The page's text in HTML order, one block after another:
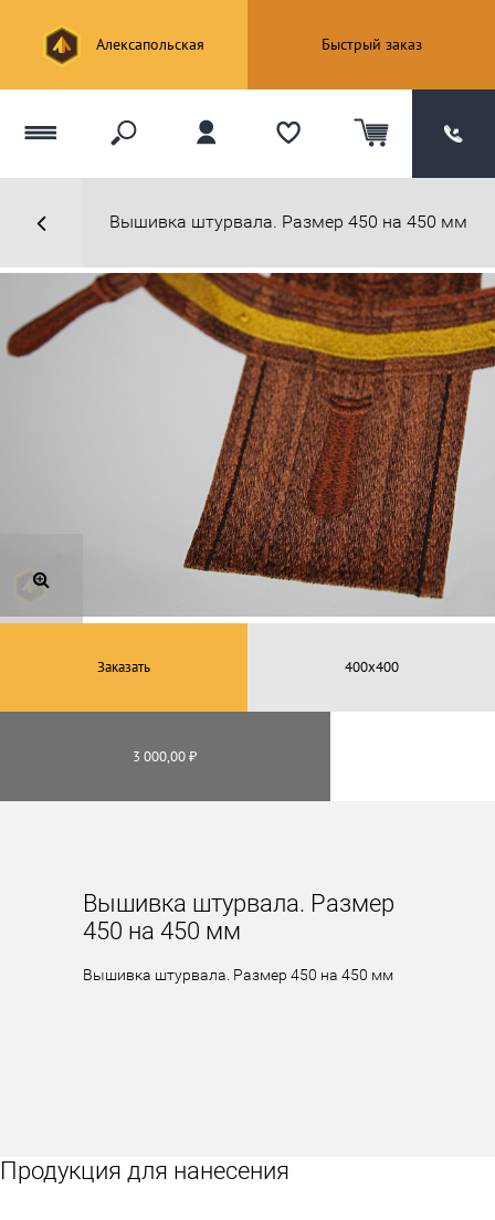
Алексапольская Быстрый заказ
Вышивка штурвала. Размер 450 на 450 мм
Вышивка штурвала. Размер
450 на 450 мм
Вышивка штурвала. Размер 450 на 450 мм
Продукция для нанесения
3 000,00 ₽
Заказать